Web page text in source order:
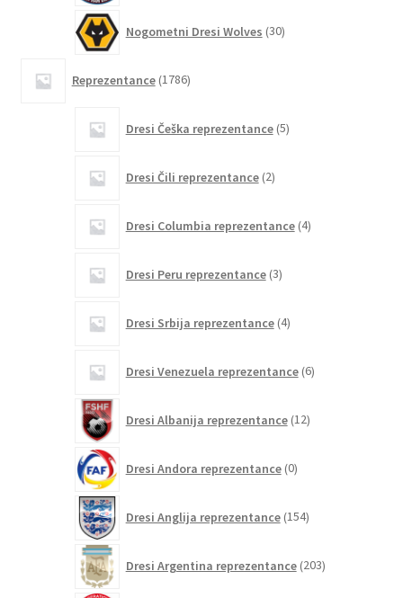
Nogometni Dresi Wolves 30izdelkov
Reprezentance 1786izdelkov
Dresi Češka reprezentance 5izdelkov
Dresi Čili reprezentance 2izdelka
Dresi Columbia reprezentance 4izdelki
Dresi Peru reprezentance 3izdelki
Dresi Srbija reprezentance 4izdelki
Dresi Venezuela reprezentance 6izdelkov
Dresi Albanija reprezentance 12izdelkov
Dresi Andora reprezentance 0izdelkov
Dresi Anglija reprezentance 154izdelkov
Dresi Argentina reprezentance 203izdelki